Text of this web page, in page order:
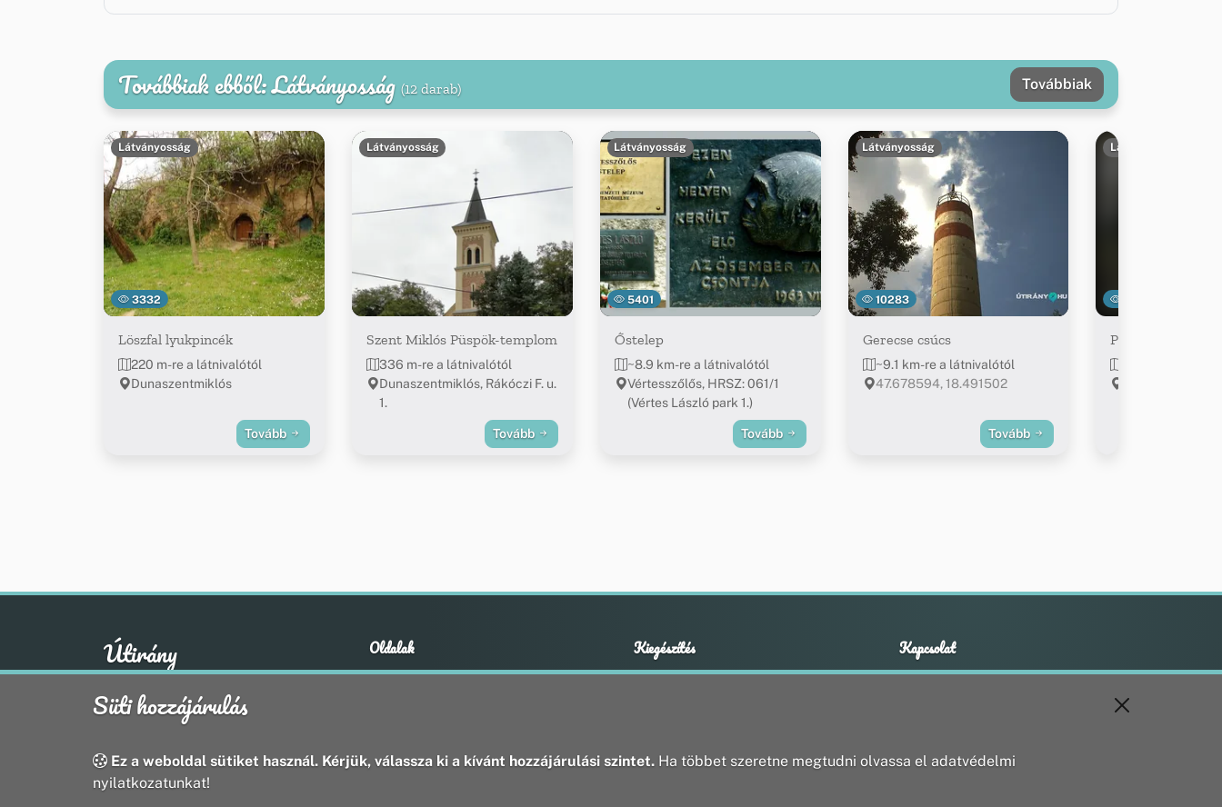
Továbbiak ebből: Látványosság (12 darab) Továbbiak
3332
Látványosság
Löszfal lyukpincék
220 m-re a látnivalótól
Dunaszentmiklós
Tovább
Látványosság
Szent Miklós Püspök-templom
336 m-re a látnivalótól
Dunaszentmiklós, Rákóczi F. u.
1.
Tovább
5401
Látványosság
Őstelep
~8.9 km-re a látnivalótól
Vértesszőlős, HRSZ: 061/1
(Vértes László park 1.)
Tovább
10283
Látványosság
Gerecse csúcs
~9.1 km-re a látnivalótól
47.678594, 18.491502
Tovább
Látványosság
Pisznice-barlang
Útirány Oldalak Kiegészítés Kapcsolat
Süti hozzájárulás
Ez a weboldal sütiket használ. Kérjük, válassza ki a kívánt hozzájárulási szintet. Ha többet szeretne megtudni olvassa el adatvédelmi
nyilatkozatunkat!